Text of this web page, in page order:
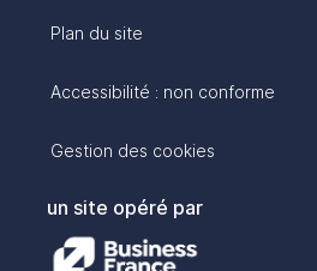
Plan du site
Accessibilité : non conforme
Gestion des cookies
un site opéré par